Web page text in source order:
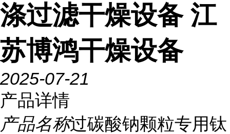
涤过滤干燥设备 江
苏博鸿干燥设备
2025-07-21
产品详情
产品名称过碳酸钠颗粒专用钛